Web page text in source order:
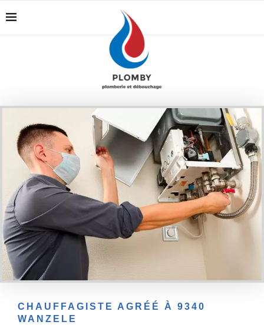
CHAUFFAGISTE AGRÉÉ À 9340
WANZELE